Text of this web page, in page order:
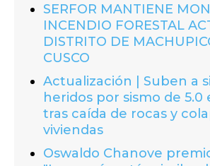
SERFOR MANTIENE
INCENDIO FORESTAL
DISTRITO DE
CUSCO
Actualización | Suben a
heridos por sismo de 5.0
tras caída de rocas y
viviendas
Oswaldo Chanove